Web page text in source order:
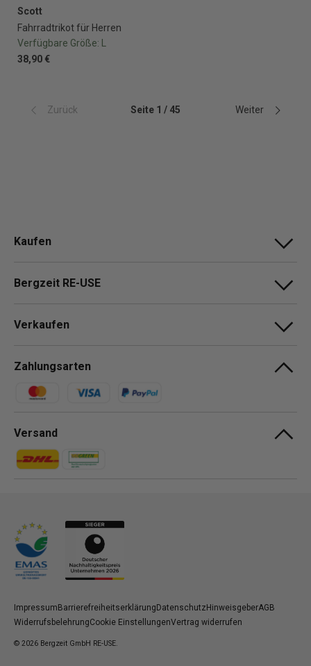
Scott
Fahrradtrikot für Herren
Verfügbare Größe:
38,90 €
Zurück Seite 1 / 45 Weiter
Kaufen
Bergzeit RE-USE
Verkaufen
Zahlungsarten
Zahlungsmethoden
Versand
Zahlungsmethoden
Zahlungsmethoden
Impressum Barrierefreiheitserklärung Datenschutz HinweisgeberAGB
WiderrufsbelehrungCookie EinstellungenVertrag widerrufen
© 2026 Bergzeit GmbH RE-USE.